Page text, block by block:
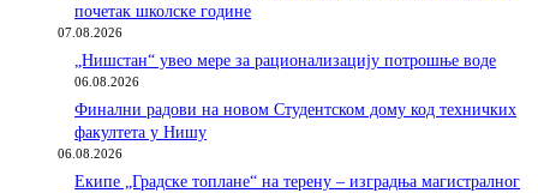
почетак школске године
07.08.2026
„Нишстан“ увео мере за рационализацију потрошње воде
06.08.2026
Финални радови на новом Студентском дому код техничких
факултета у Нишу
06.08.2026
Екипе „Градске топлане“ на терену – изградња магистралног